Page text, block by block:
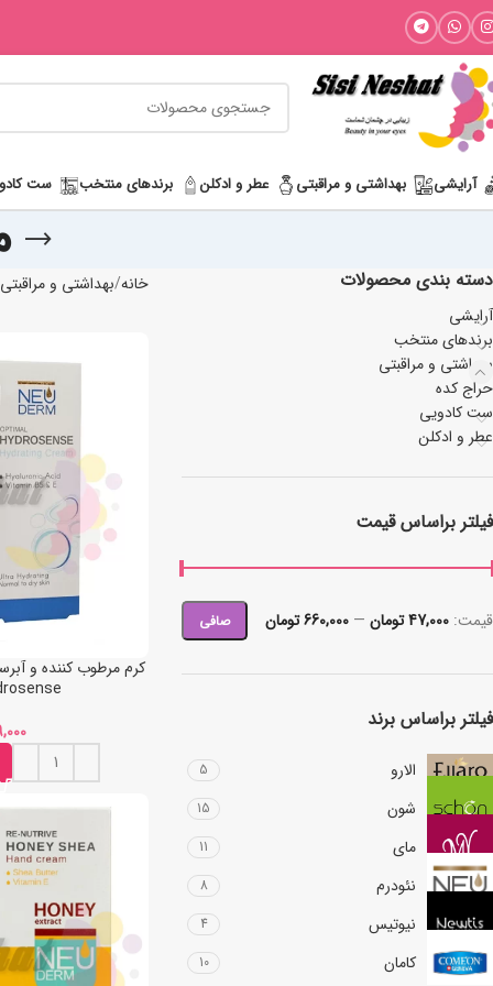
آرایشی بھداشتی و مراقبتی عطر و ادکلن برندهای منتخب ست
دسته بندی محصولات
آرایشی
برندهای منتخب
بھداشتی و مراقبتی
حراج کده
ست کادویی
عطر و ادکلن
فیلتر براساس قیمت
صافی قيمت: 47,000 تومان — 660,000 تومان
فیلتر براساس برند
الارو 5
شون 15
مای 11
نئودرم 8
نیوتیس 4
کامان 10
خانه بھداشتی و مراقبتی
کرم مرطوب کننده و